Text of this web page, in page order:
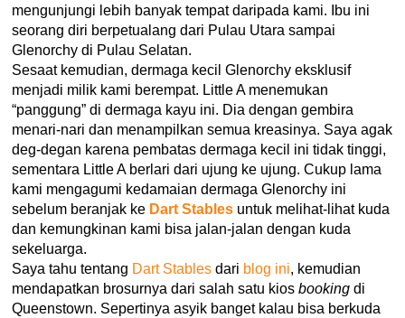
mengunjungi lebih banyak tempat daripada kami. Ibu ini
seorang diri berpetualang dari Pulau Utara sampai
Glenorchy di Pulau Selatan.
Sesaat kemudian, dermaga kecil Glenorchy eksklusif
menjadi milik kami berempat. Little A menemukan
“panggung” di dermaga kayu ini. Dia dengan gembira
menari-nari dan menampilkan semua kreasinya. Saya agak
deg-degan karena pembatas dermaga kecil ini tidak tinggi,
sementara Little A berlari dari ujung ke ujung. Cukup lama
kami mengagumi kedamaian dermaga Glenorchy ini
sebelum beranjak ke Dart Stables untuk melihat-lihat kuda
dan kemungkinan kami bisa jalan-jalan dengan kuda
sekeluarga.
Saya tahu tentang Dart Stables dari blog ini, kemudian
mendapatkan brosurnya dari salah satu kiosbooking di
Queenstown. Sepertinya asyik banget kalau bisa berkuda